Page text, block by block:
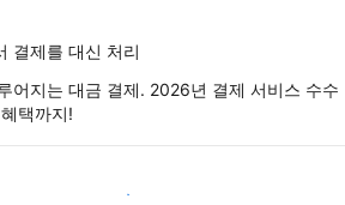
결제를 대신 처리
어지는 대금 결제. 2026년 결제 서비스 수수
택까지!
지금 시작하기